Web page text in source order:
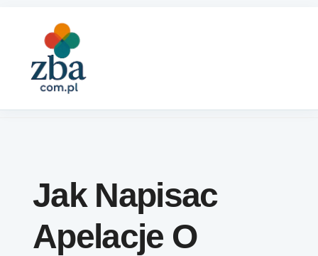
Jak Napisac
Apelacje O